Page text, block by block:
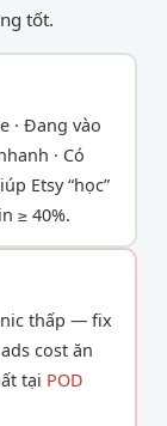
tốt.
· Đang vào
· Có
Etsy “học”
≥ 40%.
thấp — fix
cost ăn
tại POD